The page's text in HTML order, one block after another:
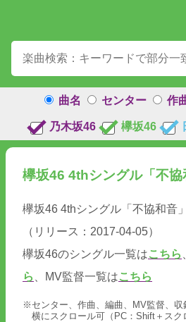
曲名 センター 作
乃木坂46 欅坂46
欅坂46 4thシングル「不
欅坂46 4thシングル「不協和音
（リリース：2017-04-05）
欅坂46のシングル一覧はこちら
ら
、MV監督一覧はこちら
※センター、作曲、編曲、MV監督、収
横にスクロール可（PC：Shift＋スク